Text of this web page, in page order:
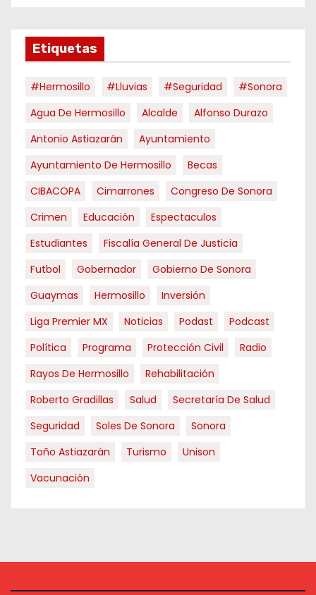
Etiquetas
#hermosillo #Lluvias #Seguridad
#Sonora
Agua De Hermosillo
Alcalde
Alfonso Durazo
Antonio Astiazarán
Ayuntamiento
Ayuntamiento De Hermosillo
Becas
CIBACOPA
Cimarrones
Congreso De Sonora
Crimen
Educación
Espectaculos
Estudiantes
Fiscalía General De Justicia
Futbol
Gobernador
Gobierno De Sonora
Guaymas
Hermosillo
Inversión
Liga Premier MX
Noticias Podast
Podcast
Política
Programa Protección Civil
Radio
Rayos De Hermosillo
Rehabilitación
Roberto Gradillas
Salud
Secretaría De Salud
Seguridad
Soles De Sonora
Sonora
Toño Astiazarán
Turismo
Unison
Vacunación